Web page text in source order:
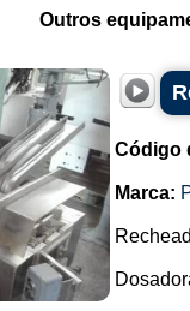
Outros
Código
Marca: